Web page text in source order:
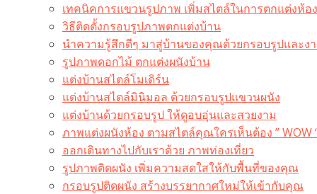
เทคนิคการแขวนรูปภาพ เพิ่มสไตล์ในการตกแต่งห้อง
วิธีติดตั้งกรอบรูปภาพตกแต่งบ้าน
นำความรู้สึกดีๆ มาสู่บ้านของคุณด้วยกรอบรูปและง
รูปภาพดอกไม้ ตกแต่งผนังบ้าน
แต่งบ้านสไตล์โมเดิร์น
แต่งบ้านสไตล์มินิมอล ด้วยกรอบรูปแขวนผนัง
แต่งบ้านด้วยกรอบรูป ให้ดูอบอุ่นและสวยงาม
ภาพแต่งผนังห้อง ตามสไตล์คุณใครเห็นต้อง ” WOW
ออกเดินทางไปกับเราด้วย ภาพท่องเที่ยว
รูปภาพติดผนัง เพิ่มความสดใสให้กับพื้นที่ของคุณ
กรอบรูปติดผนัง สร้างบรรยากาศใหม่ให้เข้ากับคุณ